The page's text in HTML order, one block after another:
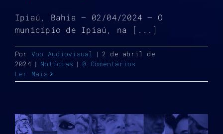
Ipiaú, Bahia – 02/04/2024 – O
município de Ipiaú, na [...]
Por Voo Audiovisual | 2 de abril de
2024 | Notícias | 0 Comentários
Ler Mais